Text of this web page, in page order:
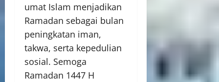
umat Islam menjadikan
Ramadan sebagai bulan
peningkatan iman,
takwa, serta kepedulian
sosial. Semoga
Ramadan 1447 H